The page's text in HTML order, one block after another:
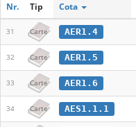
Nr. Tip Cota
31 Carte AER1.4
32 Carte AER1.5
33 Carte AER1.6
34 Carte AES1.1.1